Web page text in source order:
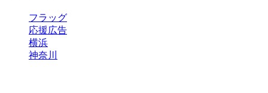
フラッグ
応援広告
横浜
神奈川